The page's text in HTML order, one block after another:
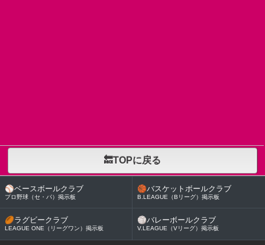
🔙TOPに戻る
⚾ベースボールクラブ
プロ野球（セ・パ）掲示板
🏀バスケットボールクラブ
B.LEAGUE（Bリーグ）掲示板
🏉ラグビークラブ
LEAGUE ONE（リーグワン）掲示板
🏐バレーボールクラブ
V.LEAGUE（Vリーグ）掲示板